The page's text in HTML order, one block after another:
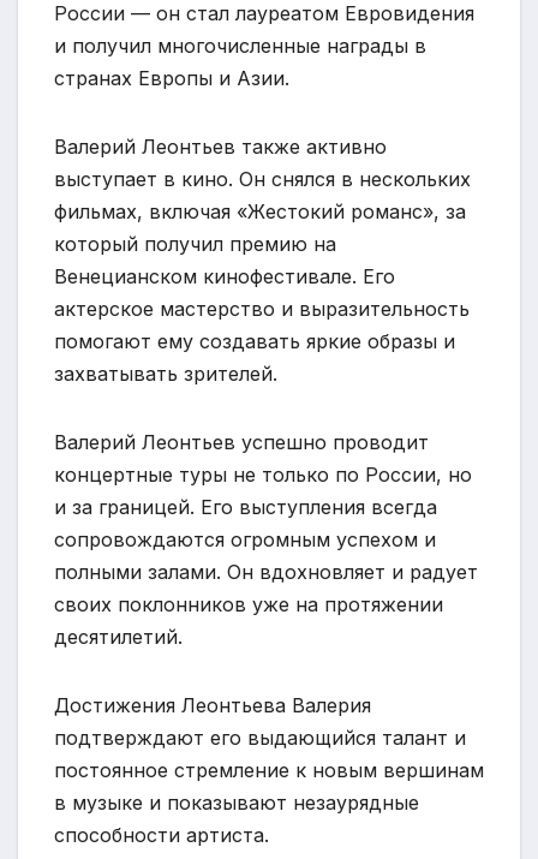
России — он стал лауреатом Евровидения
и получил многочисленные награды в
странах Европы и Азии.
Валерий Леонтьев также активно
выступает в кино. Он снялся в нескольких
фильмах, включая «Жестокий романс», за
который получил премию на
Венецианском кинофестивале. Его
актерское мастерство и выразительность
помогают ему создавать яркие образы и
захватывать зрителей.
Валерий Леонтьев успешно проводит
концертные туры не только по России, но
и за границей. Его выступления всегда
сопровождаются огромным успехом и
полными залами. Он вдохновляет и радует
своих поклонников уже на протяжении
десятилетий.
Достижения Леонтьева Валерия
подтверждают его выдающийся талант и
постоянное стремление к новым вершинам
в музыке и показывают незаурядные
способности артиста.